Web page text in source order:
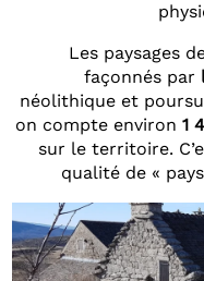
Les paysages
façonnés par
néolithique et
on compte environ 1
sur le territoire.
qualité de «